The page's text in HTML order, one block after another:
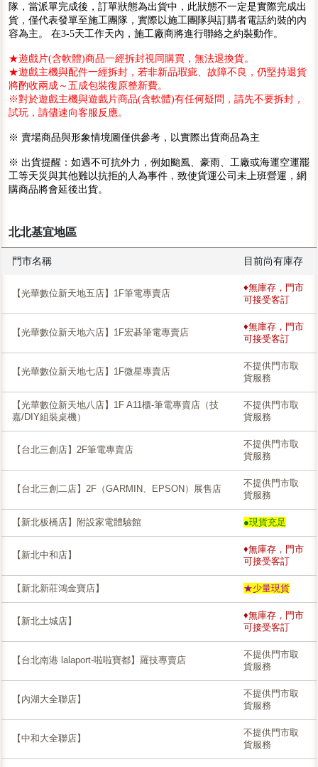
隊，當派單完成後，訂單狀態為出貨中，此狀態不一定是實際完成出
貨，僅代表發單至施工團隊，實際以施工團隊與訂購者電話約裝的內
容為主。 在3-5天工作天內，施工廠商將進行聯絡之約裝動作。
★遊戲片(含軟體)商品一經拆封視同購買，無法退換貨。
★遊戲主機與配件一經拆封，若非新品瑕疵、故障不良，仍堅持退貨
將酌收兩成～五成包裝復原整新費。
※對於遊戲主機與遊戲片商品(含軟體)有任何疑問，請先不要拆封，
試玩，請儘速向客服反應。
※ 賣場商品與形象情境圖僅供參考，以實際出貨商品為主
※ 出貨提醒：如遇不可抗外力，例如颱風、豪雨、工廠或海運空運罷
工等天災與其他難以抗拒的人為事件，致使貨運公司未上班營運，網
購商品將會延後出貨。
北北基宜地區
門市名稱 目前尚有庫存
【光華數位新天地五店】1F筆電專賣店
♦無庫存，門市
可接受客訂
【光華數位新天地六店】1F宏碁筆電專賣店
♦無庫存，門市
可接受客訂
【光華數位新天地七店】1F微星專賣店
不提供門市取
貨服務
【光華數位新天地八店】1F A11櫃-筆電專賣店（技
嘉/DIY組裝桌機）
不提供門市取
貨服務
【台北三創店】2F筆電專賣店
不提供門市取
貨服務
【台北三創二店】2F（GARMIN、EPSON）展售店
不提供門市取
貨服務
【新北板橋店】附設家電體驗館 ●現貨充足
【新北中和店】
♦無庫存，門市
可接受客訂
【新北新莊鴻金寶店】 ★少量現貨
【新北土城店】
♦無庫存，門市
可接受客訂
【台北南港 lalaport-啦啦寶都】羅技專賣店
不提供門市取
貨服務
【內湖大全聯店】
不提供門市取
貨服務
【中和大全聯店】
不提供門市取
貨服務